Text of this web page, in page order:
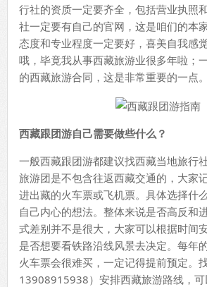
行社的资质一定要齐全，包括营业执照
社一定要有自己的官网，这是咱们的本
态度和专业程度一定要好，喜美自我感
哦，毕竟我从事西藏旅游业很多年啦；
的西藏旅游合同，这是非常重要的一点。
西藏跟团游自己需要做些什么？
一般西藏跟团游都建议找西藏当地旅行
旅游团是不包含往返西藏交通的，大家
进出藏的火车票或飞机票。具体选择什
自己内心的想法。整体来说是否高反和
式差别并不是很大，大家可以根据时间
是否想要看铁路沿线风景去决定。每年
火车票会很难买，一定记得提前预定。
13908915938）安排西藏旅游路线，可